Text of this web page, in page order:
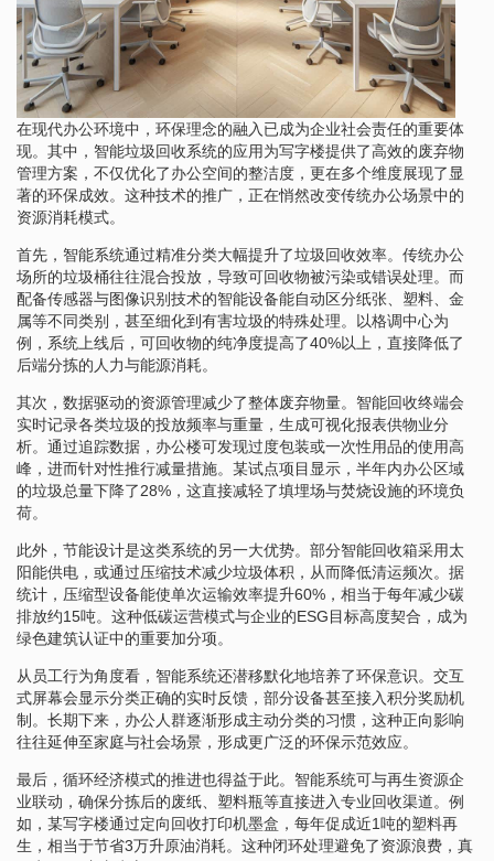
在现代办公环境中，环保理念的融入已成为企业社会责任的重要体
现。其中，智能垃圾回收系统的应用为写字楼提供了高效的废弃物
管理方案，不仅优化了办公空间的整洁度，更在多个维度展现了显
著的环保成效。这种技术的推广，正在悄然改变传统办公场景中的
资源消耗模式。
首先，智能系统通过精准分类大幅提升了垃圾回收效率。传统办公
场所的垃圾桶往往混合投放，导致可回收物被污染或错误处理。而
配备传感器与图像识别技术的智能设备能自动区分纸张、塑料、金
属等不同类别，甚至细化到有害垃圾的特殊处理。以格调中心为
例，系统上线后，可回收物的纯净度提高了40%以上，直接降低了
后端分拣的人力与能源消耗。
其次，数据驱动的资源管理减少了整体废弃物量。智能回收终端会
实时记录各类垃圾的投放频率与重量，生成可视化报表供物业分
析。通过追踪数据，办公楼可发现过度包装或一次性用品的使用高
峰，进而针对性推行减量措施。某试点项目显示，半年内办公区域
的垃圾总量下降了28%，这直接减轻了填埋场与焚烧设施的环境负
荷。
此外，节能设计是这类系统的另一大优势。部分智能回收箱采用太
阳能供电，或通过压缩技术减少垃圾体积，从而降低清运频次。据
统计，压缩型设备能使单次运输效率提升60%，相当于每年减少碳
排放约15吨。这种低碳运营模式与企业的ESG目标高度契合，成为
绿色建筑认证中的重要加分项。
从员工行为角度看，智能系统还潜移默化地培养了环保意识。交互
式屏幕会显示分类正确的实时反馈，部分设备甚至接入积分奖励机
制。长期下来，办公人群逐渐形成主动分类的习惯，这种正向影响
往往延伸至家庭与社会场景，形成更广泛的环保示范效应。
最后，循环经济模式的推进也得益于此。智能系统可与再生资源企
业联动，确保分拣后的废纸、塑料瓶等直接进入专业回收渠道。例
如，某写字楼通过定向回收打印机墨盒，每年促成近1吨的塑料再
生，相当于节省3万升原油消耗。这种闭环处理避免了资源浪费，真